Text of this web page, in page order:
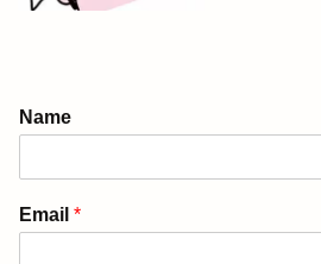
Name
Email *
ぴんねず☆